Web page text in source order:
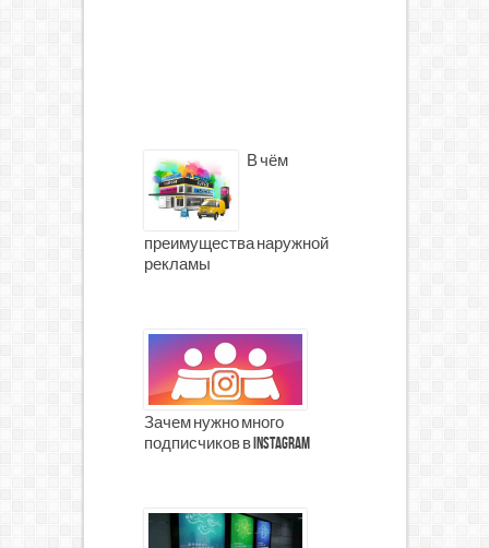
В чём
преимущества наружной
рекламы
Зачем нужно много
подписчиков в Instagram